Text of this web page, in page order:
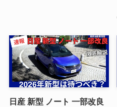
日産 新型 ノート 一部改良